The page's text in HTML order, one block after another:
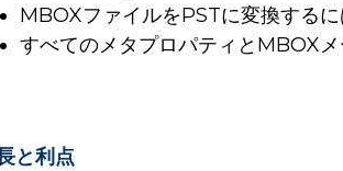
MBOXファイルをPSTに変換する
すべてのメタプロパティとMBOX
と利点